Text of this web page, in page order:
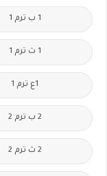
1 ب ترم 1
1 ث ترم 1
1ع ترم 1
2 ب ترم 2
2 ث ترم 2